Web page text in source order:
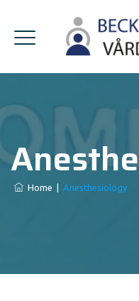
Home Anesthesiology